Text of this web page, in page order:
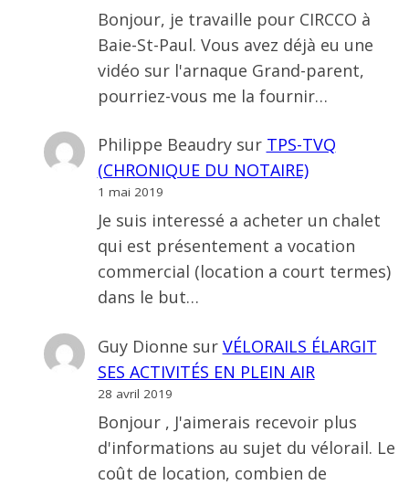
Bonjour, je travaille pour CIRCCO à
Baie-St-Paul. Vous avez déjà eu une
vidéo sur l'arnaque Grand-parent,
pourriez-vous me la fournir…
Philippe Beaudrysur TPS-TVQ
(CHRONIQUE DU NOTAIRE)
1 mai 2019
Je suis interessé a acheter un chalet
qui est présentement a vocation
commercial (location a court termes)
dans le but…
Guy Dionne sur VÉLORAILS ÉLARGIT
SES ACTIVITÉS EN PLEIN AIR
28 avril 2019
Bonjour , J'aimerais recevoir plus
d'informations au sujet du vélorail. Le
coût de location, combien de